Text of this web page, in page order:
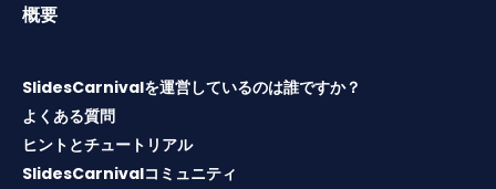
概要
SlidesCarnivalを運営しているのは誰ですか？
よくある質問
ヒントとチュートリアル
SlidesCarnivalコミュニティ